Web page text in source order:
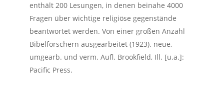
enthält 200 Lesungen, in denen beinahe 4000
Fragen über wichtige religiöse gegenstände
beantwortet werden. Von einer großen Anzahl
Bibelforschern ausgearbeitet (1923). neue,
umgearb. und verm. Aufl. Brookfield, Ill. [u.a.]:
Pacific Press.